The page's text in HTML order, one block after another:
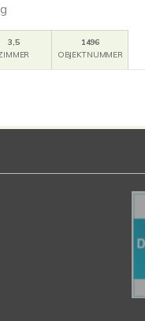
3,5
1496
OBJEKTNUMMER